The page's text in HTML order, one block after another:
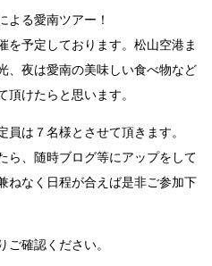
よる愛南ツアー！
を予定しております。松山空港ま
、夜は愛南の美味しい食べ物など
けたらと思います。
は７名様とさせて頂きます。
ら、随時ブログ等にアップをして
ねなく日程が合えば是非ご参加下
ご確認ください。